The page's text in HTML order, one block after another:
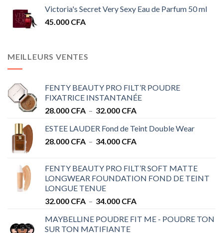
Victoria's Secret Very Sexy Eau de Parfum 50 ml
45.000 CFA
MEILLEURS VENTES
FENTY BEAUTY PRO FILT’R POUDRE
FIXATRICE INSTANTANÉE
28.000 CFA – 32.000 CFA
prix :
28.000 CFA
ESTEE LAUDER Fond de Teint Double Wear
28.000 CFA – 34.000 CFA
28.000 CFA
à
FENTY BEAUTY PRO FILT’R SOFT MATTE
LONGWEAR FOUNDATION FOND DE TEINT
LONGUE TENUE
32.000 CFA – 34.000 CFA
prix :
MAYBELLINE POUDRE FIT ME - POUDRE TON
SUR TON MATIFIANTE